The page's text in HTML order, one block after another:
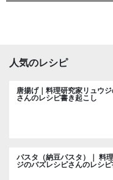
人気のレシピ
唐揚げ｜料理研究家リュウ
さんのレシピ書き起こし
パスタ（納豆パスタ）｜ 料
ジのバズレシピさんのレシ